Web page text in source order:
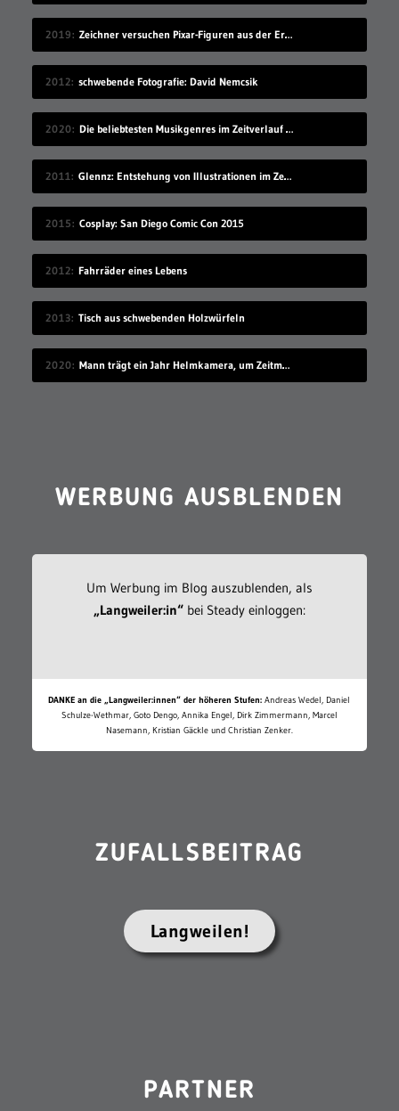
2019 Zeichner versuchen Pixar-Figuren aus der Erinnerung raus zu malen
2012 schwebende Fotografie: David Nemcsik
2020 Die beliebtesten Musikgenres im Zeitverlauf (1910-2019)
2011 Glennz: Entstehung von Illustrationen im Zeitraffer
2015 Cosplay: San Diego Comic Con 2015
2012 Fahrräder eines Lebens
2013 Tisch aus schwebenden Holzwürfeln
2020 Mann trägt ein Jahr Helmkamera, um Zeitmaschine zu bauen
WERBUNG AUSBLENDEN
Um Werbung im Blog auszublenden, als
„Langweiler:in“bei Steady einloggen:
DANKE an die „Langweiler:innen“ der höheren Stufen: Andreas Wedel, Daniel
Schulze-Wethmar, Goto Dengo, Annika Engel, Dirk Zimmermann, Marcel
Nasemann, Kristian Gäckle und Christian Zenker.
ZUFALLSBEITRAG
Langweilen!
PARTNER